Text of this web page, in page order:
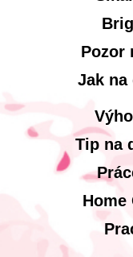
Pozor
Jak na
Tip na